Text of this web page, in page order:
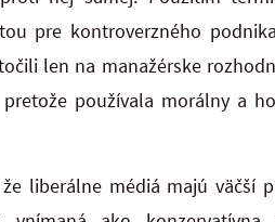
pre kontroverzného
len na manažérske
pretože používala morálny a
liberálne médiá majú väčší